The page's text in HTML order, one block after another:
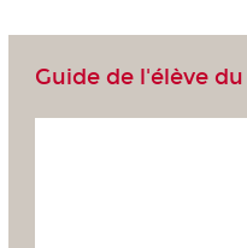
Guide de l'élève